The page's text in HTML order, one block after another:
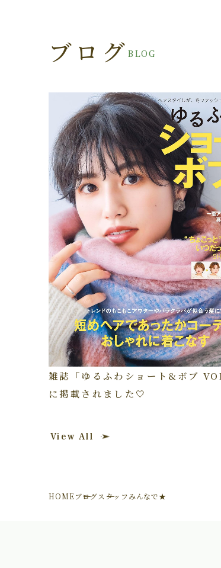
BLOG
ブログ
雑誌「ゆるふわショート&ボブ
に掲載されました🤍
View All
HOMEブログスタッフみんなで★